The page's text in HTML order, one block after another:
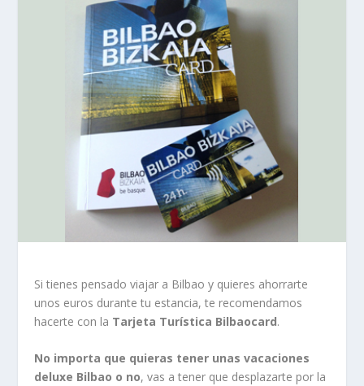
Si tienes pensado viajar a Bilbao y quieres ahorrarte
unos euros durante tu estancia, te recomendamos
hacerte con la Tarjeta Turística Bilbaocard.
No importa que quieras tener unas vacaciones
deluxe Bilbao o no, vas a tener que desplazarte por la